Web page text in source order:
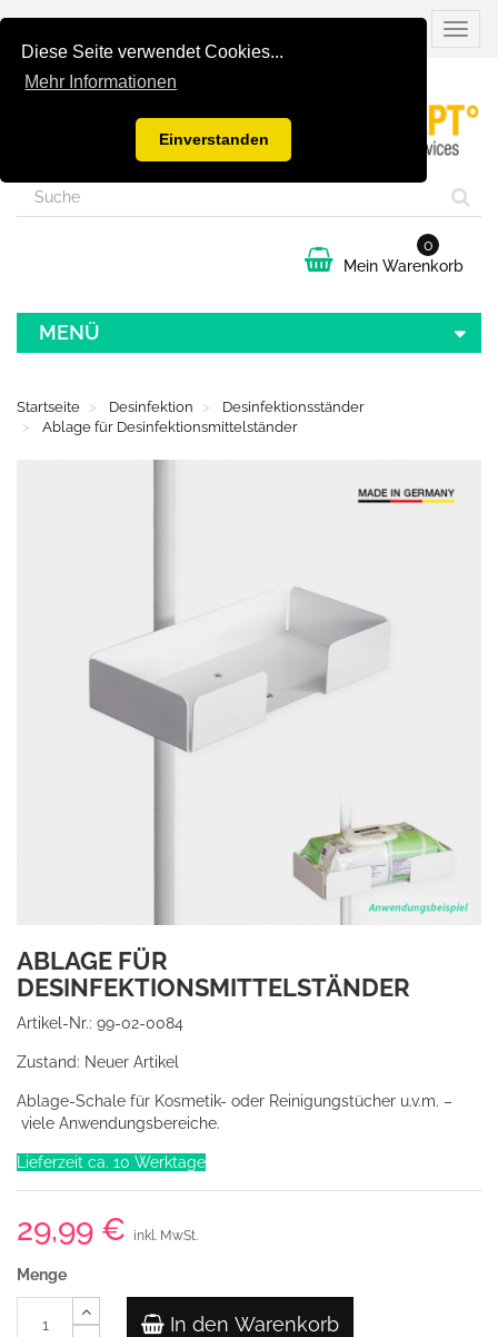
Diese Seite verwendet Cookies...
Mehr Informationen
Einverstanden
Mein Warenkorb
0
MENÜ
Startseite Desinfektion
Desinfektionsständer
Ablage für Desinfektionsmittelständer
ABLAGE FÜR
DESINFEKTIONSMITTELSTÄNDER
Artikel-Nr.: 99-02-0084
Zustand: Neuer Artikel
Ablage-Schale für Kosmetik- oder Reinigungstücher u.v.m. –
viele Anwendungsbereiche.
Lieferzeit ca. 10 Werktage
29,99 € inkl. MwSt.
Menge
In den Warenkorb